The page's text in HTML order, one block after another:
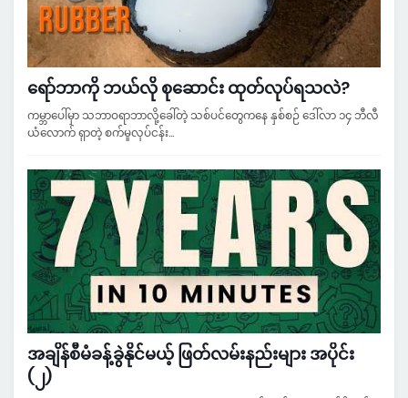
ရော်ဘာကို ဘယ်လို စုဆောင်း ထုတ်လုပ်ရသလဲ?
ကမ္ဘာပေါ်မှာ သဘာဝရာဘာလို့ခေါ်တဲ့ သစ်ပင်တွေကနေ နှစ်စဉ် ဒေါ်လာ ၁၄ ဘီလီ
ယံလောက် ရှာတဲ့ စက်မှုလုပ်ငန်း…
အချိန်စီမံခန့်ခွဲနိုင်မယ့် ဖြတ်လမ်းနည်းများ အပိုင်း
(၂)